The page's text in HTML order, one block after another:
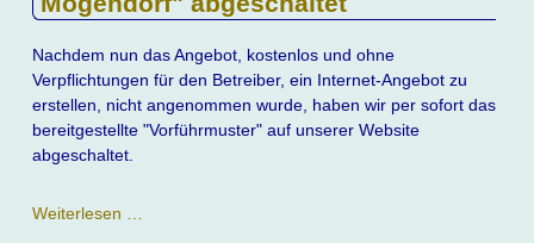
Nachdem nun das Angebot, kostenlos und ohne
Verpflichtungen für den Betreiber, ein Internet-Angebot zu
erstellen, nicht angenommen wurde, haben wir per sofort das
bereitgestellte "Vorführmuster" auf unserer Website
abgeschaltet.
Weiterlesen …